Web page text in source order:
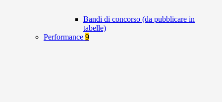
Bandi di concorso (da pubblicare in
tabelle)
Performance 9